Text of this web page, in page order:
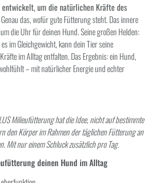
entwickelt, um die natürlichen Kräfte des
Genau das, wofür gute Fütterung steht. Das innere
die Uhr für deinen Hund. Seine großen Helden:
im Gleichgewicht, kann dein Tier seine
im Alltag entfalten. Das Ergebnis: ein Hund,
– mit natürlicher Energie und echter
Milieufütterung hat die Idee, nicht auf bestimmte
den Körper im Rahmen der täglichen Fütterung an
Mit nur einem Schluck zusätzlich pro Tag.
deinen Hund im Alltag